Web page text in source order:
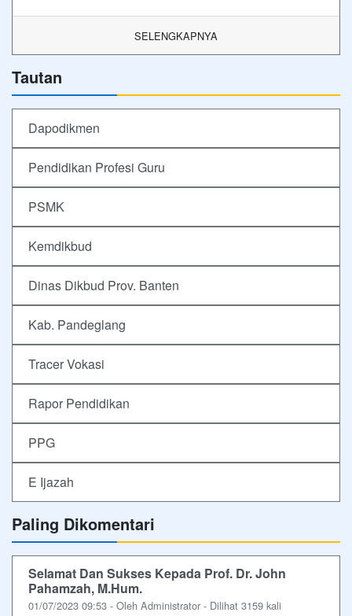
SELENGKAPNYA
Tautan
Dapodikmen
Pendidikan Profesi Guru
PSMK
Kemdikbud
Dinas Dikbud Prov. Banten
Kab. Pandeglang
Tracer Vokasi
Rapor Pendidikan
PPG
E Ijazah
Paling Dikomentari
Selamat Dan Sukses Kepada Prof. Dr. John
Pahamzah, M.Hum.
01/07/2023 09:53 - Oleh Administrator - Dilihat 3159 kali